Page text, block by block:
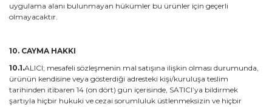
uygulama alanı bulunmayan hükümler bu ürünler için geçerli
olmayacaktır.
10. CAYMA HAKKI
10.1.ALICI; mesafeli sözleşmenin mal satışına ilişkin olması durumunda,
ürünün kendisine veya gösterdiği adresteki kişi/kuruluşa teslim
tarihinden itibaren 14 (on dört) gün içerisinde, SATICI’ya bildirmek
şartıyla hiçbir hukuki ve cezai sorumluluk üstlenmeksizin ve hiçbir